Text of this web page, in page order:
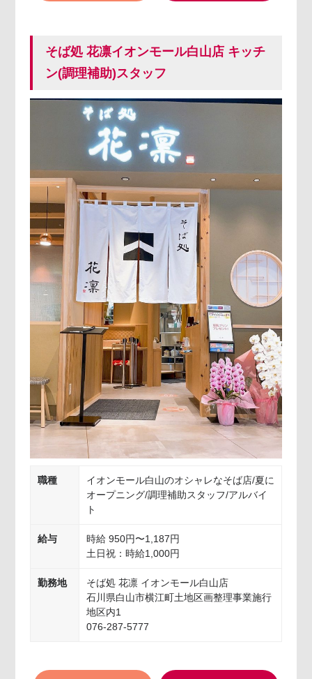
そば処 花凛イオンモール白山店 キッチ
ン(調理補助)スタッフ
職種
イオンモール白山のオシャレなそば店/夏に
オープニング/調理補助スタッフ/アルバイ
ト
給与
時給 950円〜1,187円
土日祝：時給1,000円
勤務地
そば処 花凛 イオンモール白山店
石川県白山市横江町土地区画整理事業施行
地区内1
076-287-5777